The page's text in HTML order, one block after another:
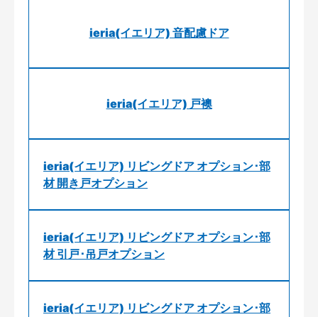
ieria(イエリア) 音配慮ドア
ieria(イエリア) 戸襖
ieria(イエリア) リビングドア オプション･部
材 開き戸オプション
ieria(イエリア) リビングドア オプション･部
材 引戸･吊戸オプション
ieria(イエリア) リビングドア オプション･部